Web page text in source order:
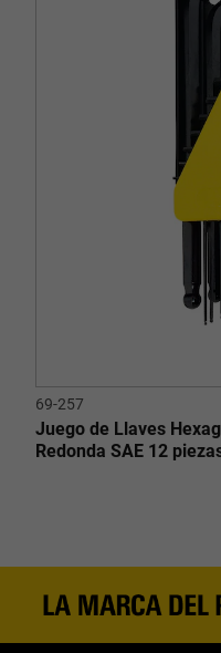
69-257
Juego de Llaves
Redonda SAE 12